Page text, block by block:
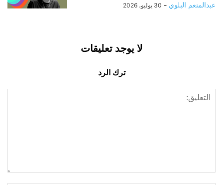
عبدالمنعم البلوي - 30 يوليو، 2026
لا يوجد تعليقات
ترك الرد